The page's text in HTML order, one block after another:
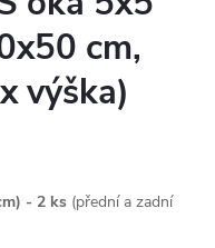
cm,
výška)
- 2 ks (přední a zadní